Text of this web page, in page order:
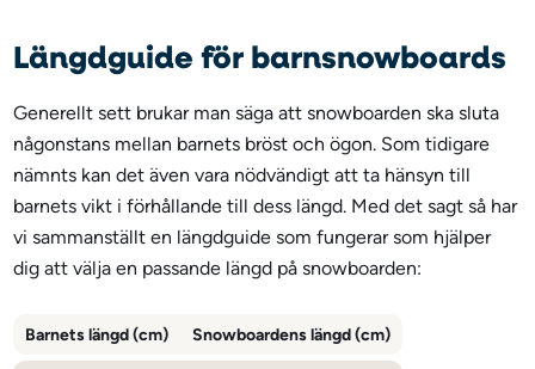
Längdguide för barnsnowboards
Generellt sett brukar man säga att snowboarden ska sluta
någonstans mellan barnets bröst och ögon. Som tidigare
nämnts kan det även vara nödvändigt att ta hänsyn till
barnets vikt i förhållande till dess längd. Med det sagt så har
vi sammanställt en längdguide som fungerar som hjälper
dig att välja en passande längd på snowboarden:
Barnets längd (cm) Snowboardens längd (cm)